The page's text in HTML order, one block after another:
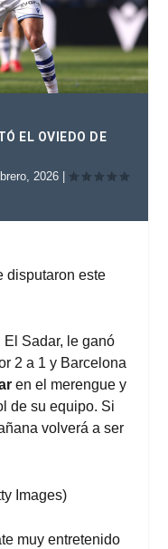
EL OVIEDO DE
2026 |
disputaron este
Sadar, le ganó
2 a 1 y Barcelona
en el merengue y
de su equipo. Si
volverá a ser
Images)
muy entretenido